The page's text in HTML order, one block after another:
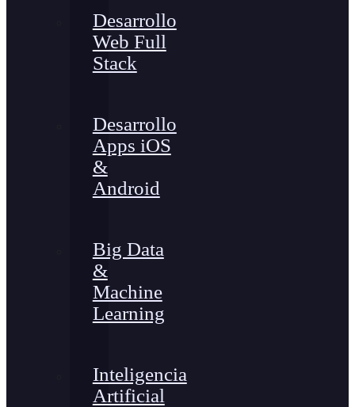
Desarrollo
Web Full
Stack
Desarrollo
Apps iOS
&
Android
Big Data
&
Machine
Learning
Inteligencia
Artificial